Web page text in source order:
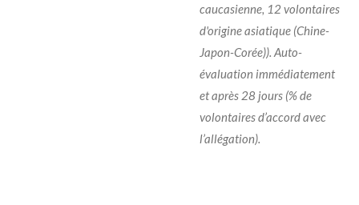
caucasienne, 12 volontaires
d'origine asiatique (Chine-
Japon-Corée)). Auto-
évaluation immédiatement
et après 28 jours (% de
volontaires d’accord avec
l’allégation).